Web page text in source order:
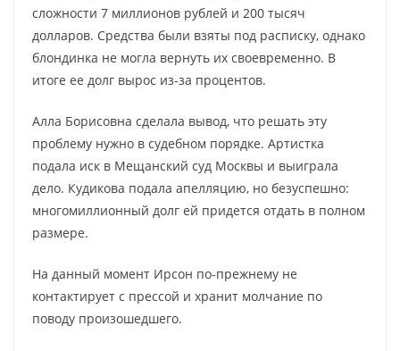
сложности 7 миллионов рублей и 200 тысяч
долларов. Средства были взяты под расписку, однако
блондинка не могла вернуть их своевременно. В
итоге ее долг вырос из-за процентов.
Алла Борисовна сделала вывод, что решать эту
проблему нужно в судебном порядке. Артистка
подала иск в Мещанский суд Москвы и выиграла
дело. Кудикова подала апелляцию, но безуспешно:
многомиллионный долг ей придется отдать в полном
размере.
На данный момент Ирсон по-прежнему не
контактирует с прессой и хранит молчание по
поводу произошедшего.